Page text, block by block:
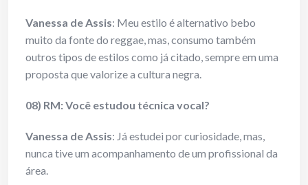
Vanessa de Assis: Meu estilo é alternativo bebo
muito da fonte do reggae, mas, consumo também
outros tipos de estilos como já citado, sempre em uma
proposta que valorize a cultura negra.
08) RM: Você estudou técnica vocal?
Vanessa de Assis: Já estudei por curiosidade, mas,
nunca tive um acompanhamento de um profissional da
área.